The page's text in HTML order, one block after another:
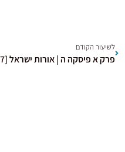
לשיעור הקודם